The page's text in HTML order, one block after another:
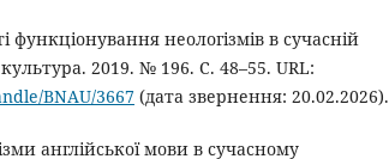
неологізмів в сучасній
2019. № 196. С. 48–55. URL:
BNAU/3667 (дата звернення: 20.02.2026).
англійської мови в сучасному